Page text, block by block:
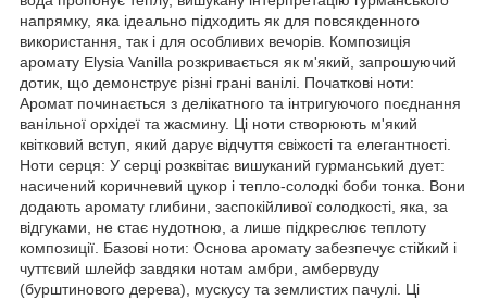
напрямку, яка ідеально підходить як для повсякденного
використання, так і для особливих вечорів. Композиція
аромату Elysia Vanilla розкривається як м'який, запрошуючий
дотик, що демонструє різні грані ванілі. Початкові ноти:
Аромат починається з делікатного та інтригуючого поєднання
ванільної орхідеї та жасмину. Ці ноти створюють м'який
квітковий вступ, який дарує відчуття свіжості та елегантності.
Ноти серця: У серці розквітає вишуканий гурманський дует:
насичений коричневий цукор і тепло-солодкі боби тонка. Вони
додають аромату глибини, заспокійливої солодкості, яка, за
відгуками, не стає нудотною, а лише підкреслює теплоту
композиції. Базові ноти: Основа аромату забезпечує стійкий і
чуттєвий шлейф завдяки нотам амбри, амбервуду
(бурштинового дерева), мускусу та землистих пачулі. Ці